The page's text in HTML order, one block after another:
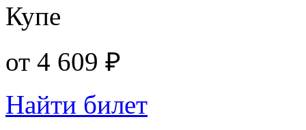
Купе
от 4 609 ₽
Найти билет